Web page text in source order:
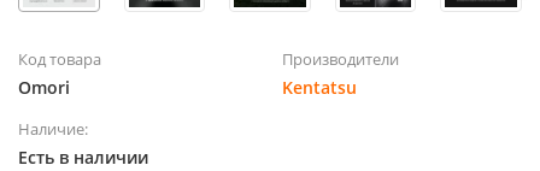
Код товара
Omori
Производители
Kentatsu
Наличие:
Есть в наличии